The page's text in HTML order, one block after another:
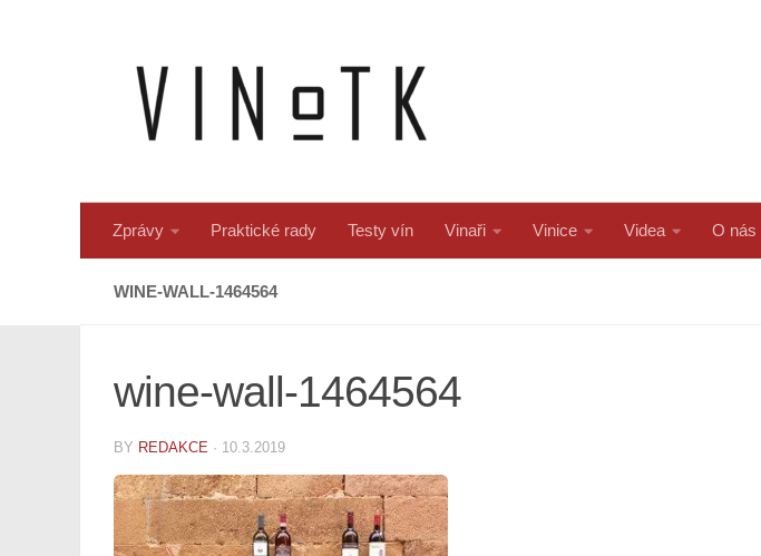
Zprávy Praktické rady Testy vín Vinaři Vinice Videa O nás
WINE-WALL-1464564
wine-wall-1464564
BY REDAKCE · 10.3.2019